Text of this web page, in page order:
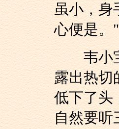
虽小，身
心便是。"
韦小宝
露出热切
低下了头
自然要听